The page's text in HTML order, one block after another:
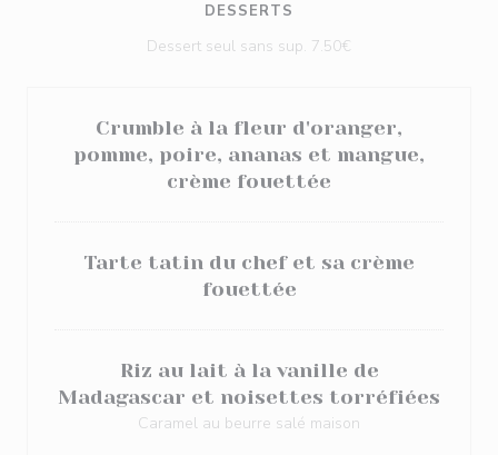
DESSERTS
Dessert seul sans sup. 7.50€
Crumble à la fleur d'oranger,
pomme, poire, ananas et mangue,
crème fouettée
Tarte tatin du chef et sa crème
fouettée
Riz au lait à la vanille de
Madagascar et noisettes torréfiées
Caramel au beurre salé maison